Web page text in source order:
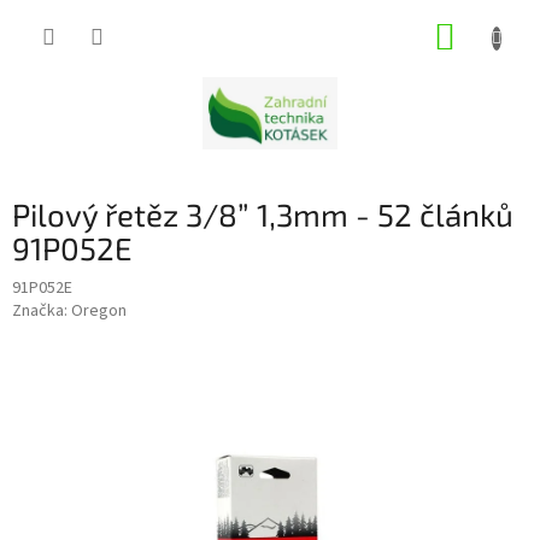
Pilový řetěz 3/8” 1,3mm - 52 článků
91P052E
91P052E
Značka: Oregon